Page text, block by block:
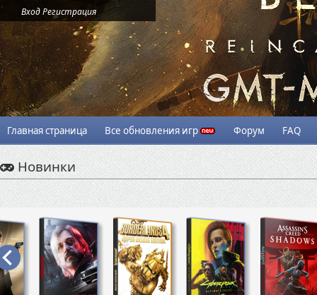
ВходРегистрация
Главная страница Все обновления игр Форум FAQ
Новинки